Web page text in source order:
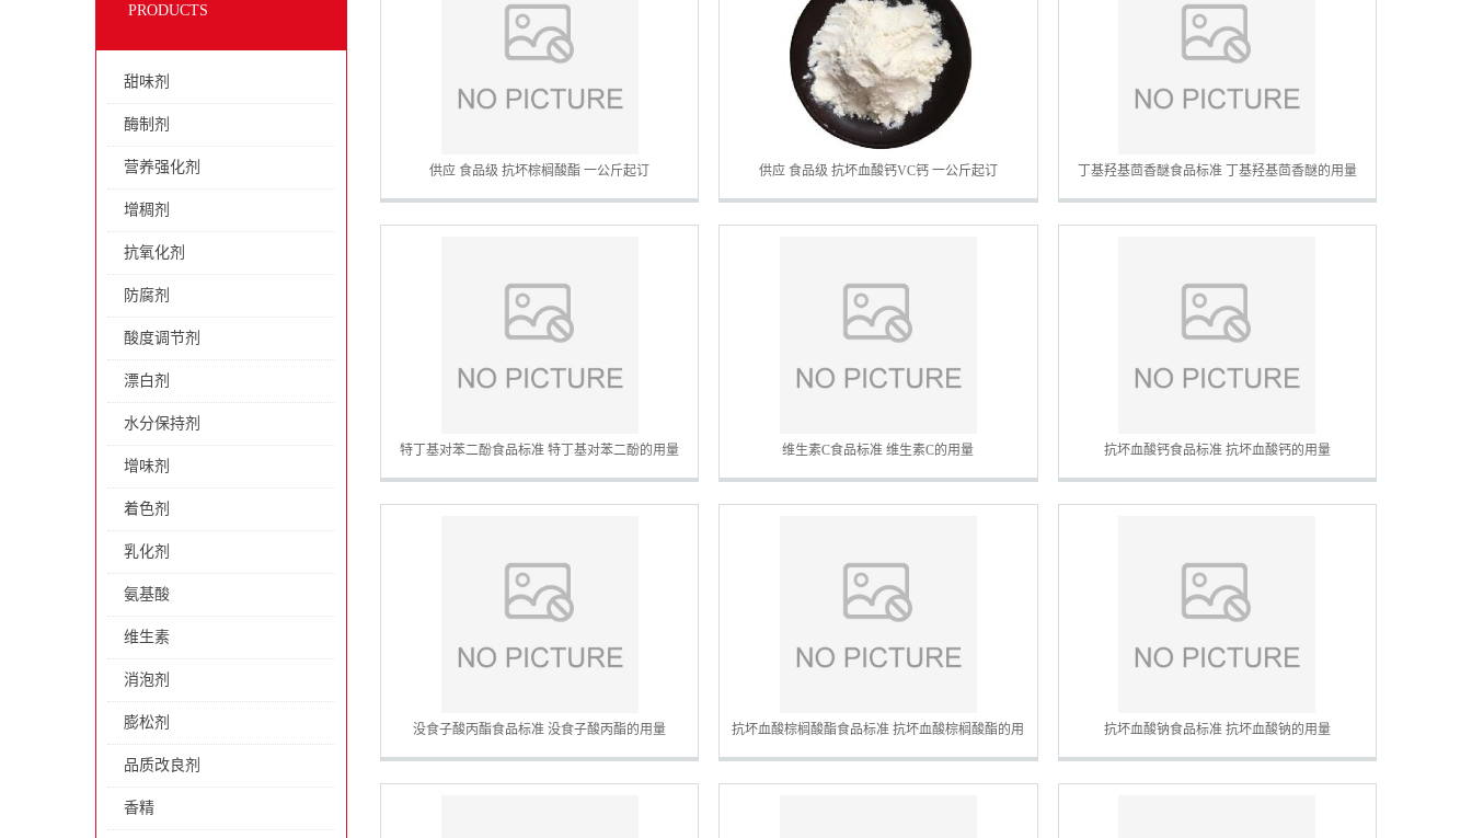
PRODUCTS
甜味剂
酶制剂
营养强化剂
增稠剂
抗氧化剂
防腐剂
酸度调节剂
漂白剂
水分保持剂
增味剂
着色剂
乳化剂
氨基酸
维生素
消泡剂
膨松剂
品质改良剂
香精
供应 食品级 抗坏棕榈酸酯 一公斤起订 供应 食品级 抗坏血酸钙VC钙 一公斤起订 丁基羟基茴香醚食品标准 丁基羟基茴香醚的用量
特丁基对苯二酚食品标准 特丁基对苯二酚的用量 维生素C食品标准 维生素C的用量 抗坏血酸钙食品标准 抗坏血酸钙的用量
没食子酸丙酯食品标准 没食子酸丙酯的用量 抗坏血酸棕榈酸酯食品标准 抗坏血酸棕榈酸酯的用
量
抗坏血酸钠食品标准 抗坏血酸钠的用量